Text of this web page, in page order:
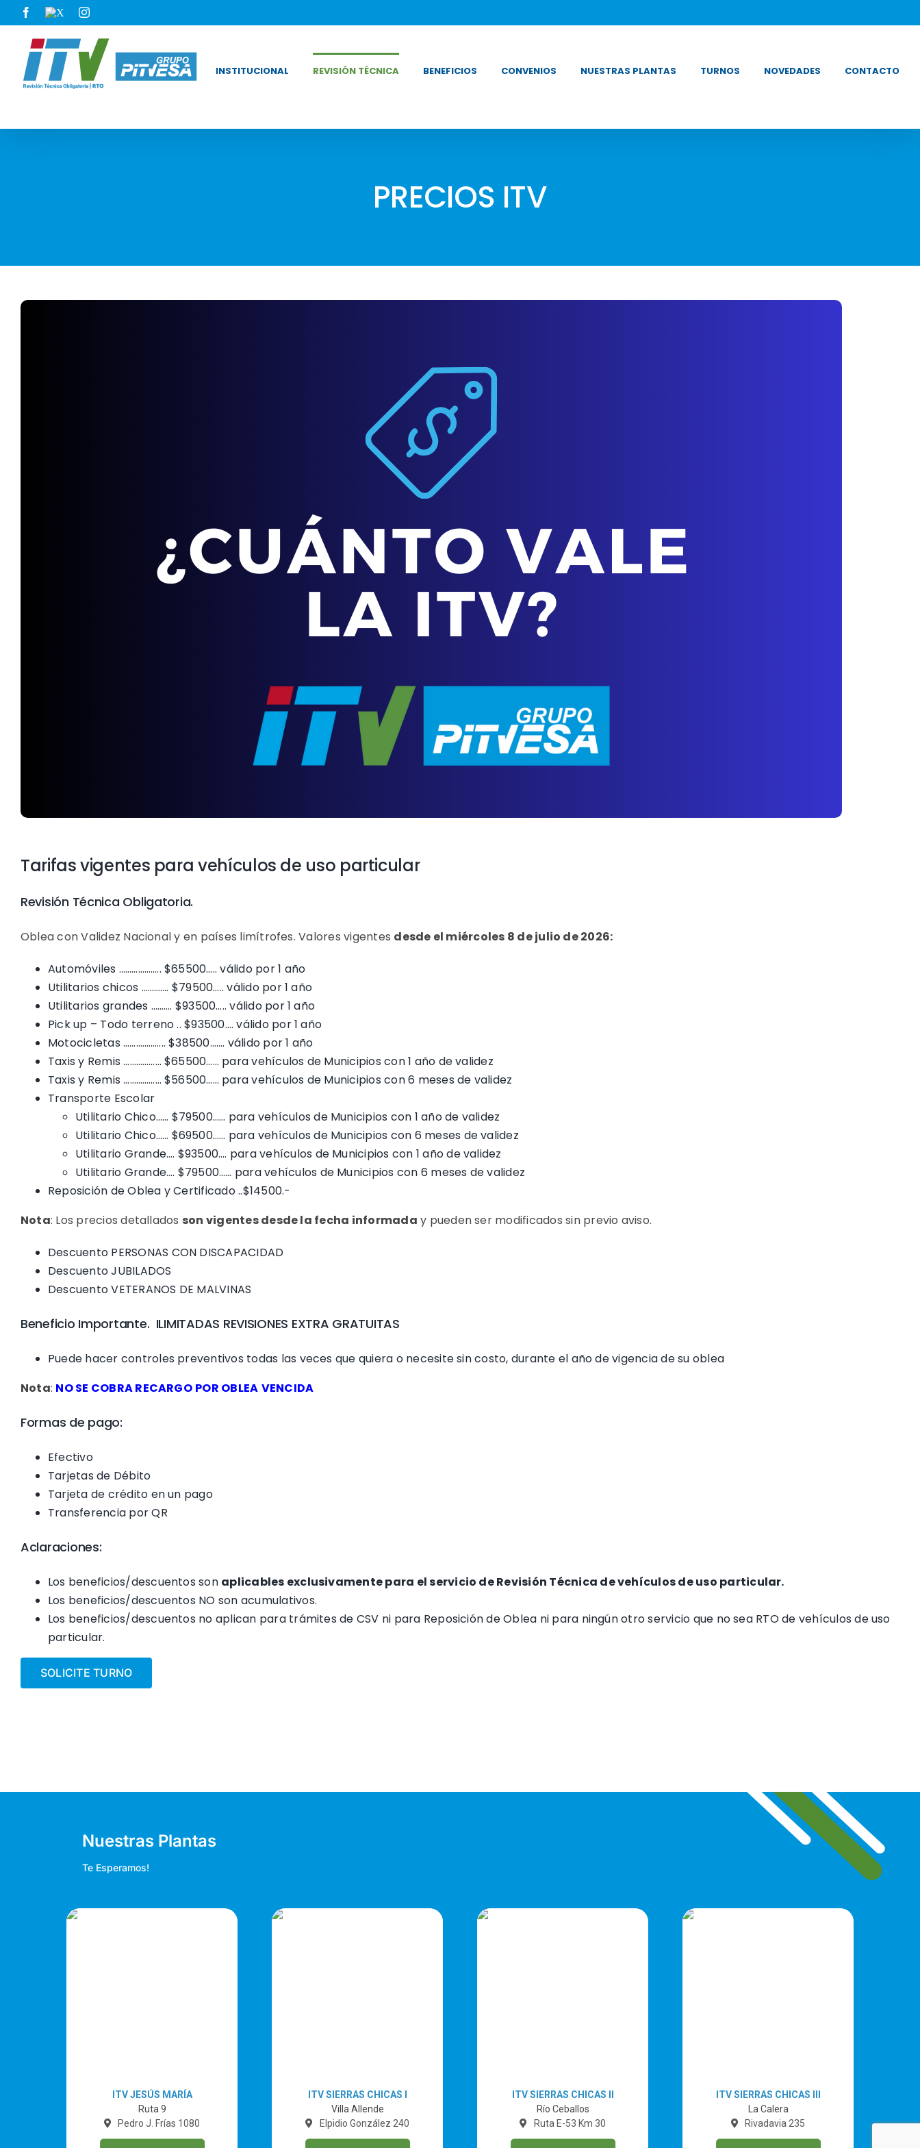
INSTITUCIONAL REVISIÓN TÉCNICA BENEFICIOS CONVENIOS NUESTRAS PLANTAS TURNOS NOVEDADES CONTACTO
PRECIOS ITV
Tarifas vigentes para vehículos de uso particular
Revisión Técnica Obligatoria.
Oblea con Validez Nacional y en países limítrofes. Valores vigentes desde el miércoles 8 de julio de 2026:
Automóviles ……………….. $65500….. válido por 1 año
Utilitarios chicos …………. $79500….. válido por 1 año
Utilitarios grandes ………. $93500….. válido por 1 año
Pick up – Todo terreno .. $93500…. válido por 1 año
Motocicletas ……………….. $38500……. válido por 1 año
Taxis y Remis ……………… $65500…… para vehículos de Municipios con 1 año de validez
Taxis y Remis ……………… $56500…… para vehículos de Municipios con 6 meses de validez
Transporte Escolar
Utilitario Chico…… $79500…… para vehículos de Municipios con 1 año de validez
Utilitario Chico…… $69500…… para vehículos de Municipios con 6 meses de validez
Utilitario Grande…. $93500…. para vehículos de Municipios con 1 año de validez
Utilitario Grande…. $79500…… para vehículos de Municipios con 6 meses de validez
Reposición de Oblea y Certificado ..$14500.-
Nota: Los precios detallados son vigentes desde la fecha informada y pueden ser modificados sin previo aviso.
Descuento PERSONAS CON DISCAPACIDAD
Descuento JUBILADOS
Descuento VETERANOS DE MALVINAS
Beneficio Importante. ILIMITADAS REVISIONES EXTRA GRATUITAS
Puede hacer controles preventivos todas las veces que quiera o necesite sin costo, durante el año de vigencia de su oblea
Nota: NO SE COBRA RECARGO POR OBLEA VENCIDA
Formas de pago:
Efectivo
Tarjetas de Débito
Tarjeta de crédito en un pago
Transferencia por QR
Aclaraciones:
Los beneficios/descuentos son aplicables exclusivamente para el servicio de Revisión Técnica de vehículos de uso particular.
Los beneficios/descuentos NO son acumulativos.
Los beneficios/descuentos no aplican para trámites de CSV ni para Reposición de Oblea ni para ningún otro servicio que no sea RTO de vehículos de uso
particular.
SOLICITE TURNO
Nuestras Plantas
Te Esperamos!
ITV JESÚS MARÍA
Ruta 9
Pedro J. Frías 1080
ITV SIERRAS CHICAS I
Villa Allende
Elpidio González 240
ITV SIERRAS CHICAS II
Río Ceballos
Ruta E-53 Km 30
ITV SIERRAS CHICAS III
La Calera
Rivadavia 235